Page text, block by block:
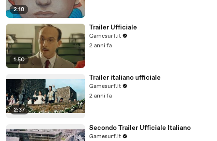
2:18
1:50
Trailer Ufficiale
Gamesurf.it
2 anni fa
2:37
Trailer italiano ufficiale
Gamesurf.it
2 anni fa
Secondo Trailer Ufficiale Italiano
Gamesurf.it